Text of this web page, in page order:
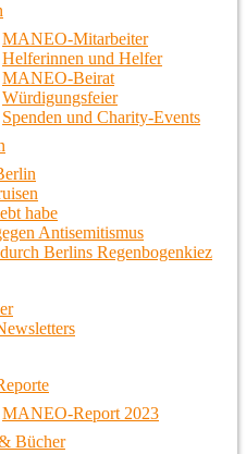
MANEO-Mitarbeiter
Helferinnen und Helfer
MANEO-Beirat
Würdigungsfeier
Spenden und Charity-Events
habe
Antisemitismus
Berlins Regenbogenkiez
MANEO-Report 2023
Bücher